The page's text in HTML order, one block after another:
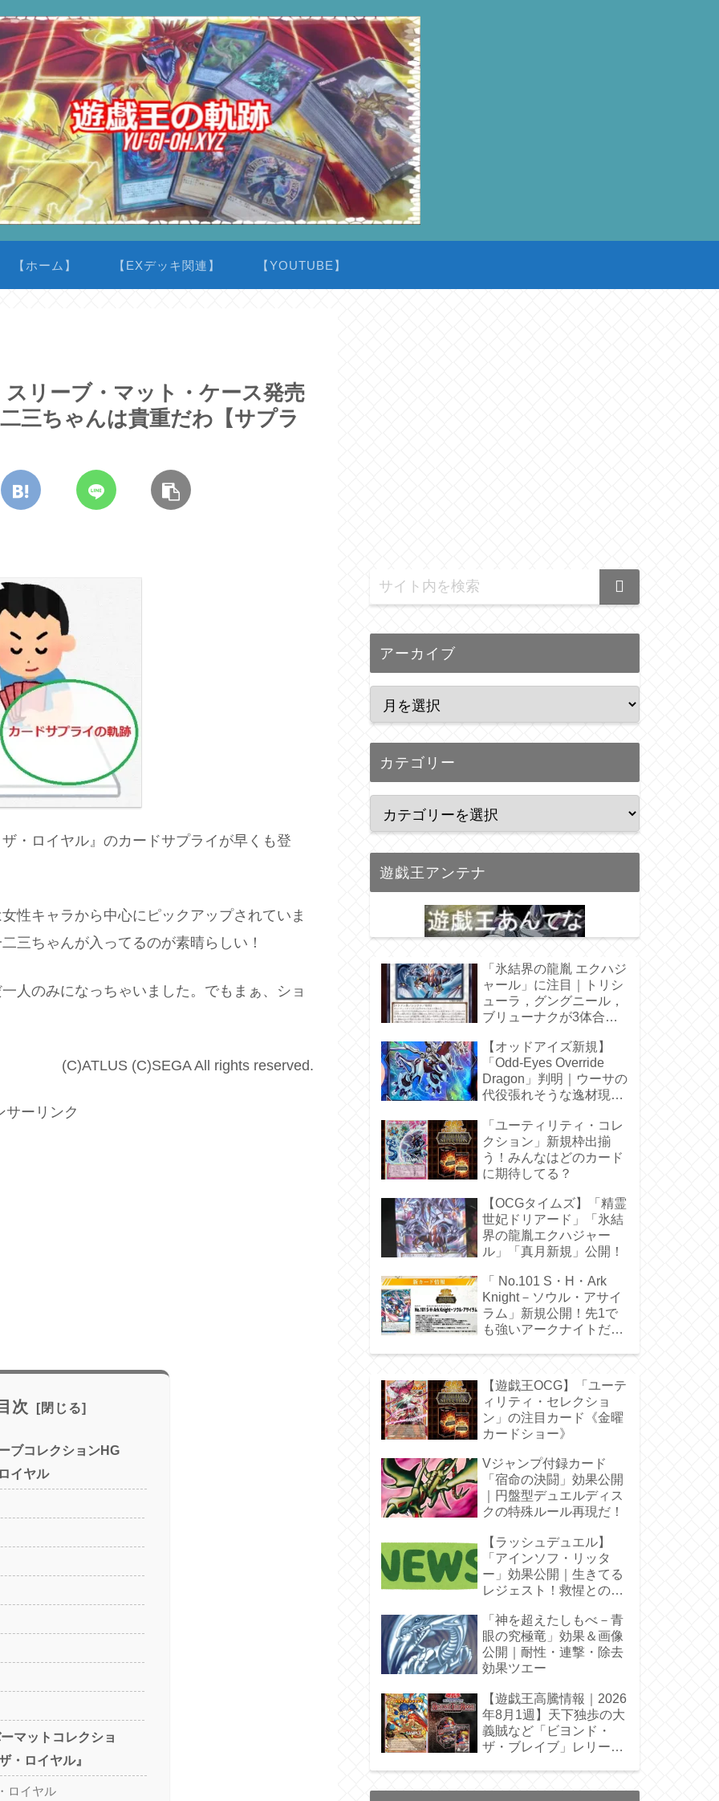
【ホーム】 【EXデッキ関連】 【YOUTUBE】
リーブ・マット・ケース発売
三ちゃんは貴重だわ【サプラ
・ロイヤル』のカードサプライが早くも登
性キャラから中心にピックアップされていま
三ちゃんが入ってるのが素晴らしい！
人のみになっちゃいました。でもまぁ、ショ
(C)ATLUS (C)SEGA All rights reserved.
サーリンク
次
ブコレクションHG
イヤル
マットコレクショ
・ロイヤル』
ロイヤル
アーカイブ
カテゴリー
遊戯王アンテナ
「氷結界の龍胤 エクハジ
ャール」に注目｜トリシ
ューラ，グングニール，
ブリューナクが3体合
【オッドアイズ新規】
「Odd-Eyes Override
Dragon」判明｜ウーサの
代役張れそうな逸材現
「ユーティリティ・コレ
クション」新規枠出揃
う！みんなはどのカード
に期待してる？
【OCGタイムズ】「精霊
世妃ドリアード」「氷結
界の龍胤エクハジャー
ル」「真月新規」公開！
「 No.101 S・H・Ark
Knight－ソウル・アサイ
ラム」新規公開！先1で
も強いアークナイトだ
【遊戯王OCG】「ユーテ
ィリティ・セレクショ
ン」の注目カード《金曜
カードショー》
Vジャンプ付録カード
「宿命の決闘」効果公開
｜円盤型デュエルディス
クの特殊ルール再現だ！
【ラッシュデュエル】
「アインソフ・リッタ
ー」効果公開｜生きてる
レジェスト！救惺との相
「神を超えたしもべ－青
眼の究極竜」効果＆画像
公開｜耐性・連撃・除去
効果ツエー
【遊戯王高騰情報｜2026
年8月1週】天下独歩の大
義賊など「ビヨンド・
ザ・ブレイブ」レリーフ